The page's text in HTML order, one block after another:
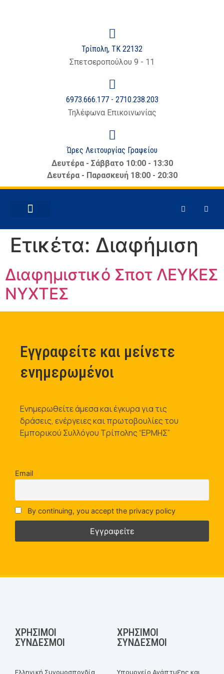
Τρίπολη, ΤΚ 22132
Σπετσεροπούλου 9 - 11
6973.666.177 - 2710.238.203
Τηλέφωνα Επικοινωνίας
Ώρες Λειτουργίας Γραφείου
Δευτέρα - Σάββατο 10:00 - 13:30
Δευτέρα - Παρασκευή 18:00 - 20:30
Ετικέτα: Διαφήμιση
Διαφημιστικό Σποτ ΛΕΥΚΕΣ
ΝΥΧΤΕΣ
Εγγραφείτε και μείνετε
ενημερωμένοι
Ενημερωθείτε άμεσα και έγκυρα για τις
δράσεις, ενέργειες και πρωτοβουλίες του
Εμπορικού Συλλόγου Τρίπολης “ΕΡΜΗΣ”
Email
By continuing, you accept the privacy policy
ΧΡΉΣΙΜΟΙ
ΣΎΝΔΕΣΜΟΙ
Ελληνική Συνομοσπονδία
ΧΡΉΣΙΜΟΙ
ΣΎΝΔΕΣΜΟΙ
Υπουργείο Ανάπτυξης και